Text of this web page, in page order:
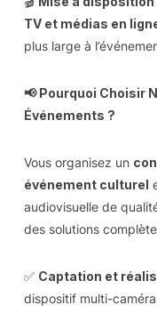
TV et médias en
plus large à
📢 Pourquoi Choisir
Événements ?
Vous organisez un
événement culturel
audiovisuelle de
des solutions
✅ Captation et
dispositif multi-